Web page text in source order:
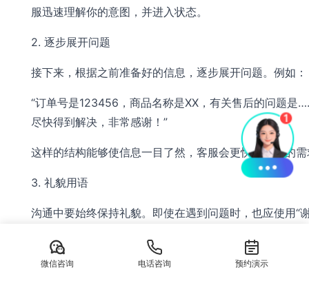
服迅速理解你的意图，并进入状态。
2. 逐步展开问题
接下来，根据之前准备好的信息，逐步展开问题。例如：
“订单号是123456，商品名称是XX，有关售后的问题是
尽快得到解决，非常感谢！”
这样的结构能够使信息一目了然，客服会更快理解你的
3. 礼貌用语
沟通中要始终保持礼貌。即使在遇到问题时，也应使用“
服的服务热情。
微信咨询 电话咨询 预约演示